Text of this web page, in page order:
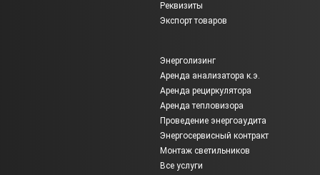
Реквизиты
Экспорт товаров
Энерголизинг
Аренда анализатора к.э.
Аренда рециркулятора
Аренда тепловизора
Проведение энергоаудита
Энергосервисный контракт
Монтаж светильников
Все услуги